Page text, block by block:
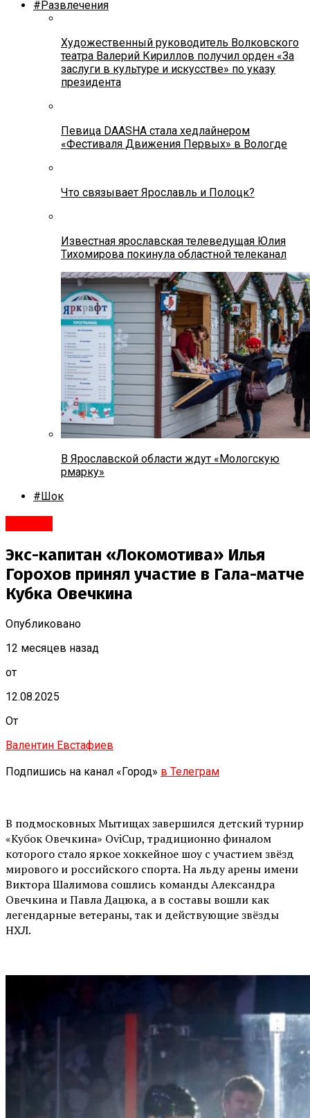
#Развлечения
Художественный руководитель Волковского
театра Валерий Кириллов получил орден «За
заслуги в культуре и искусстве» по указу
президента
Певица DAASHA стала хедлайнером
«Фестиваля Движения Первых» в Вологде
Что связывает Ярославль и Полоцк?
Известная ярославская телеведущая Юлия
Тихомирова покинула областной телеканал
В Ярославской области ждут «Мологскую
рмарку»
#Шок
Экс-капитан «Локомотива» Илья
Горохов принял участие в Гала-матче
Кубка Овечкина
Опубликовано
12 месяцев назад
от
12.08.2025
От
Валентин Евстафиев
Подпишись на канал «Город» в Телеграм
В подмосковных Мытищах завершился детский турнир
«Кубок Овечкина» OviCup, традиционно финалом
которого стало яркое хоккейное шоу с участием звёзд
мирового и российского спорта. На льду арены имени
Виктора Шалимова сошлись команды Александра
Овечкина и Павла Дацюка, а в составы вошли как
легендарные ветераны, так и действующие звёзды
НХЛ.